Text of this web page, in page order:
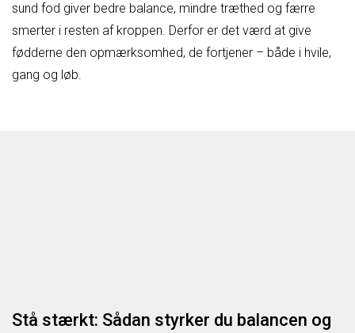
sund fod giver bedre balance, mindre træthed og færre
smerter i resten af kroppen. Derfor er det værd at give
fødderne den opmærksomhed, de fortjener – både i hvile,
gang og løb.
Stå stærkt: Sådan styrker du balancen og